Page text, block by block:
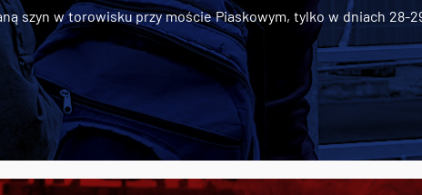
szyn w torowisku przy moście Piaskowym, tylko w dniach 28-